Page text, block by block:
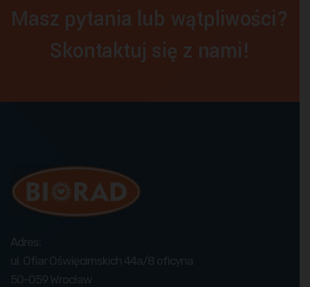
Masz pytania lub wątpliwości?
Skontaktuj się z nami!
Adres:
ul. Ofiar Oświęcimskich 44a/8 oficyna
50-059 Wrocław